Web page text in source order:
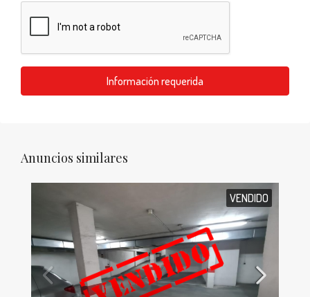
Información requerida
Anuncios similares
VENDIDO